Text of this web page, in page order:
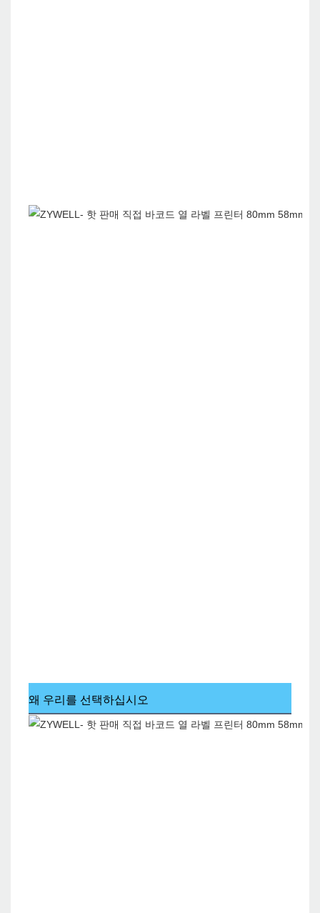
왜 우리를 선택하십시오